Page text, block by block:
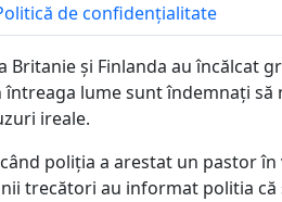
de confidențialitate
Britanie și Finlanda au încălcat
lume sunt îndemnați să
ireale.
poliția a arestat un pastor
trecători au informat politia